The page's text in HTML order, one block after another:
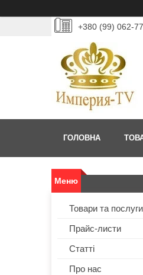
+380 (99) 062-
ГОЛОВНА
Товари та послуги
Прайс-листи
Статті
Про нас